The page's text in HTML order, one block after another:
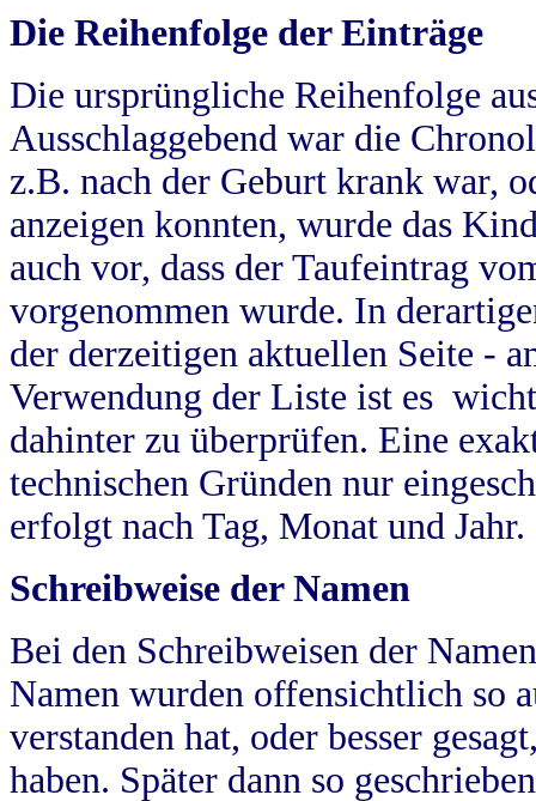
Die Reihenfolge der Einträge
Die ursprüngliche Reihenfolge
Ausschlaggebend war die
z.B. nach der Geburt krank war,
anzeigen konnten, wurde das
auch vor, dass der Taufeintrag
vorgenommen wurde. In
der derzeitigen aktuellen Seite -
Verwendung der Liste ist es
dahinter zu überprüfen. Eine
technischen Gründen nur
erfolgt nach Tag, Monat und Jahr.
Schreibweise der Namen
Bei den Schreibweisen der
Namen wurden offensichtlich so
verstanden hat, oder besser
haben. Später dann so